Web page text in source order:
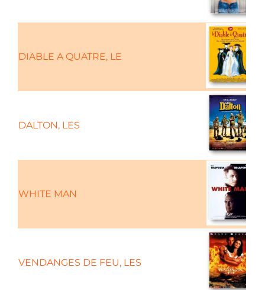
DIABLE A QUATRE, LE
DALTON, LES
WHITE MAN
VENDANGES DE FEU, LES